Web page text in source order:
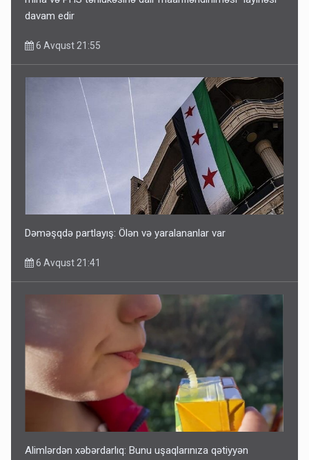
davam edir
6 Avqust 21:55
Dəməşqdə partlayış: Ölən və yaralananlar var
6 Avqust 21:41
Alimlərdən xəbərdarlıq: Bunu uşaqlarınıza qətiyyən